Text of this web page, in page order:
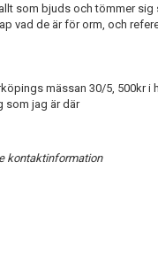
som bjuds och tömmer sig
vad de är för orm, och
mässan 30/5, 500kr i
som jag är där
kontaktinformation
Aktivera annons